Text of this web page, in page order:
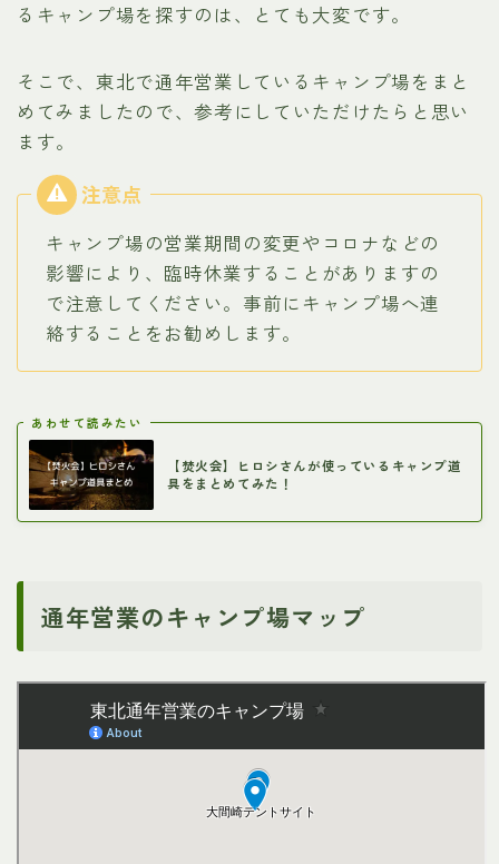
るキャンプ場を探すのは、とても大変です。
そこで、東北で通年営業しているキャンプ場をまと
めてみましたので、参考にしていただけたらと思い
ます。
キャンプ場の営業期間の変更やコロナなどの
影響により、臨時休業することがありますの
で注意してください。事前にキャンプ場へ連
絡することをお勧めします。
あわせて読みたい
【焚火会】ヒロシさんが使っているキャンプ道
具をまとめてみた！
通年営業のキャンプ場マップ